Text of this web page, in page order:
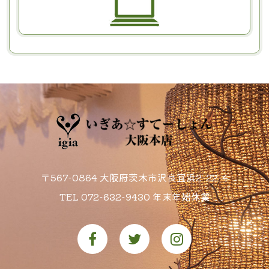
〒567-0864 大阪府茨木市沢良宜浜2-22-4
TEL 072-632-9430 年末年始休業